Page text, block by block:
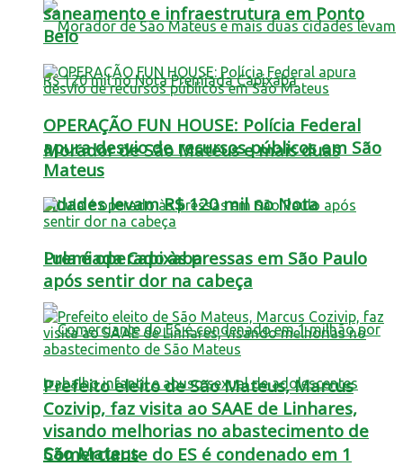
Morador de São Mateus e mais duas
cidades levam R$ 120 mil no Nota
Premiada Capixaba
Comerciante do ES é condenado em 1
saneamento e infraestrutura em Ponto
Belo
OPERAÇÃO FUN HOUSE: Polícia Federal
apura desvio de recursos públicos em São
Mateus
Lula é operado às pressas em São Paulo
após sentir dor na cabeça
Prefeito eleito de São Mateus, Marcus
Cozivip, faz visita ao SAAE de Linhares,
visando melhorias no abastecimento de
São Mateus